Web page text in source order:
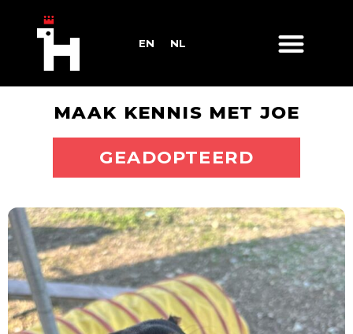
EN NL
MAAK KENNIS MET JOE
ADOPTEER MIJ
GEADOPTEERD